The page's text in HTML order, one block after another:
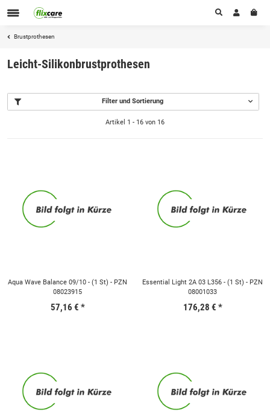
Brustprothesen
Leicht-Silikonbrustprothesen
Filter und Sortierung
Artikel 1 - 16 von 16
Aqua Wave Balance 09/10 - (1 St) - PZN
08023915
57,16 € *
Essential Light 2A 03 L356 - (1 St) - PZN
08001033
176,28 € *